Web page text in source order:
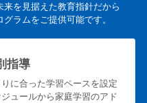
を見据えた教育指針だから
ラムをご提供可能です。
指導
に合った学習ペースを設定
ュールから家庭学習のアド